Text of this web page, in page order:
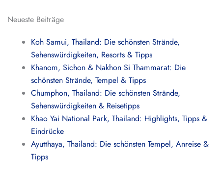
Neueste Beiträge
Koh Samui, Thailand: Die schönsten Strände,
Sehenswürdigkeiten, Resorts & Tipps
Khanom, Sichon & Nakhon Si Thammarat: Die
schönsten Strände, Tempel & Tipps
Chumphon, Thailand: Die schönsten Strände,
Sehenswürdigkeiten & Reisetipps
Khao Yai National Park, Thailand: Highlights, Tipps &
Eindrücke
Ayutthaya, Thailand: Die schönsten Tempel, Anreise &
Tipps